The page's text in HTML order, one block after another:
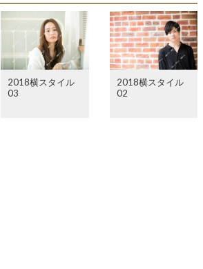
2018横スタイル
03
2018横スタイル
02